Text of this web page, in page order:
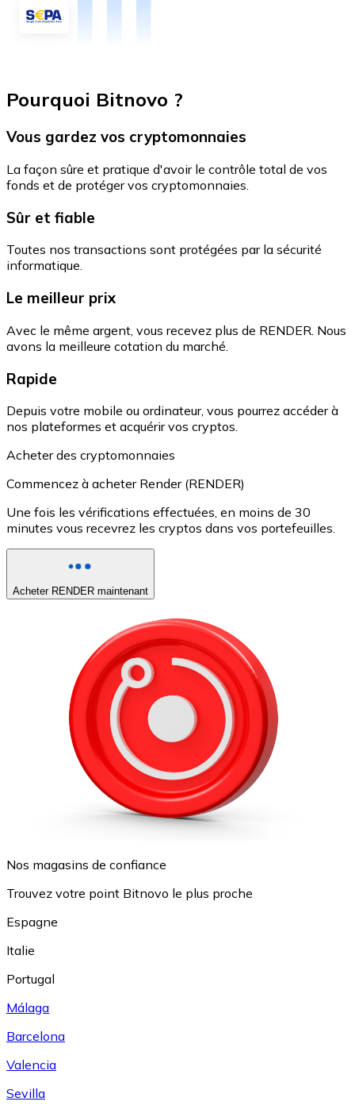
Pourquoi Bitnovo ?
Vous gardez vos cryptomonnaies
La façon sûre et pratique d'avoir le contrôle total de vos
fonds et de protéger vos cryptomonnaies.
Sûr et fiable
Toutes nos transactions sont protégées par la sécurité
informatique.
Le meilleur prix
Avec le même argent, vous recevez plus de RENDER. Nous
avons la meilleure cotation du marché.
Rapide
Depuis votre mobile ou ordinateur, vous pourrez accéder à
nos plateformes et acquérir vos cryptos.
Acheter des cryptomonnaies
Commencez à acheter Render (RENDER)
Une fois les vérifications effectuées, en moins de 30
minutes vous recevrez les cryptos dans vos portefeuilles.
Acheter RENDER maintenant
Nos magasins de confiance
Trouvez votre point Bitnovo le plus proche
Espagne
Italie
Portugal
Málaga
Barcelona
Valencia
Sevilla